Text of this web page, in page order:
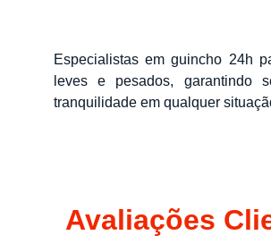
Especialistas em guincho 24h
leves e pesados, garantindo
tranquilidade em qualquer
Avaliações